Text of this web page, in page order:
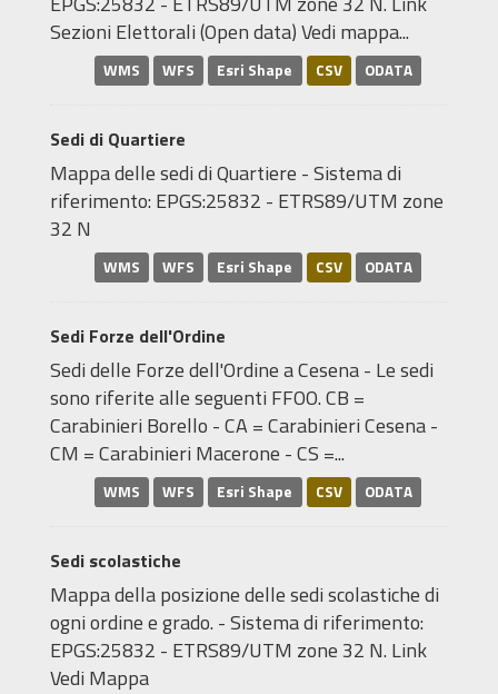
Sezioni Elettorali (Open data) Vedi mappa...
WMS WFS Esri Shape CSV ODATA
Sedi di Quartiere
Mappa delle sedi di Quartiere - Sistema di
riferimento: EPGS:25832 - ETRS89/UTM zone
32 N
WMS WFS Esri Shape CSV ODATA
Sedi Forze dell'Ordine
Sedi delle Forze dell'Ordine a Cesena - Le sedi
sono riferite alle seguenti FFOO. CB =
Carabinieri Borello - CA = Carabinieri Cesena -
CM = Carabinieri Macerone - CS =...
WMS WFS Esri Shape CSV ODATA
Sedi scolastiche
Mappa della posizione delle sedi scolastiche di
ogni ordine e grado. - Sistema di riferimento:
EPGS:25832 - ETRS89/UTM zone 32 N. Link
Vedi Mappa